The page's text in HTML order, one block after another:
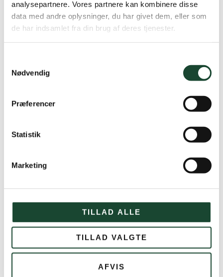
analysepartnere. Vores partnere kan kombinere disse
data med andre oplysninger, du har givet dem, eller som
de har indsamlet fra din brug af deres tjenester.
Nødvendig
Præferencer
Statistik
Marketing
TILLAD ALLE
TILLAD VALGTE
AFVIS
Det regnede ikke kun én gang, men hele 5 gange i
løbet af 5 timer, da Tirsdagsklubben forleden (13/8)
afholdt Åben Damedag 2019. Men selv 14 millimeter
regn kunne ikke stoppe damerne. Alle gennemførte.
Det var først, da vinderne skulle fotograferes, at
regnen holdt op og solen kom tilbage.